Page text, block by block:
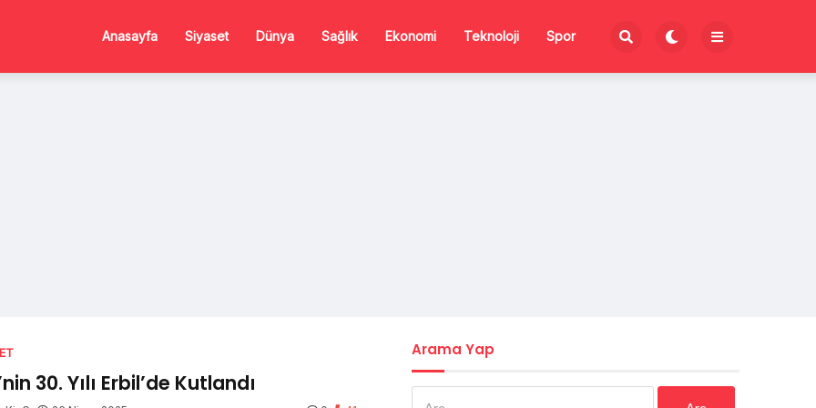
Anasayfa Siyaset Dünya Sağlık Ekonomi Teknoloji Spor
30. Yılı Erbil’de Kutlandı
Arama Yap